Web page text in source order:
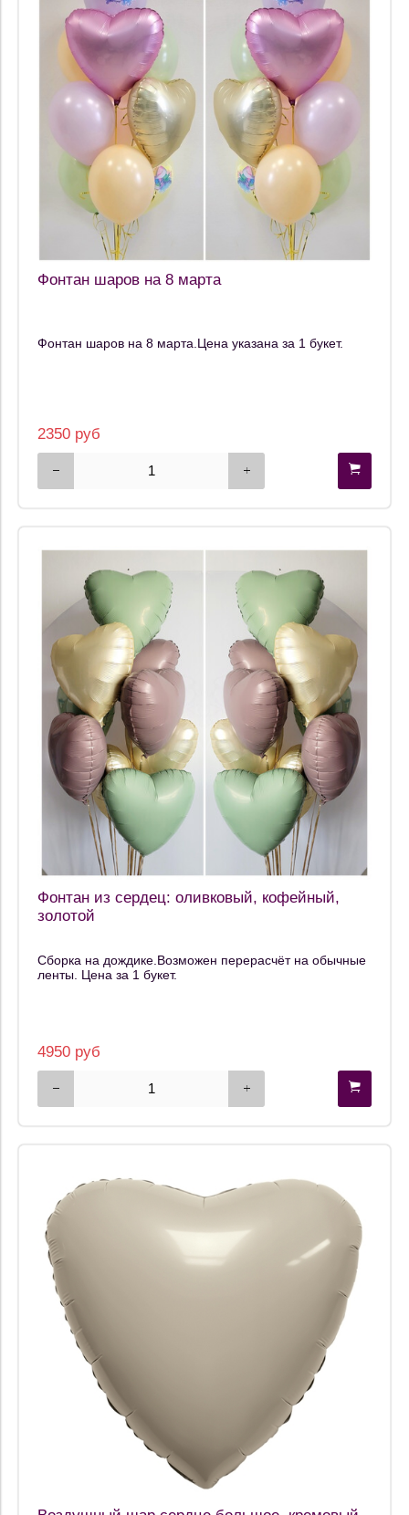
Фонтан шаров на 8 марта
Фонтан шаров на 8 марта.Цена указана за 1 букет.
2350 руб
Фонтан из сердец: оливковый, кофейный,
золотой
Сборка на дождике.Возможен перерасчёт на обычные
ленты. Цена за 1 букет.
4950 руб